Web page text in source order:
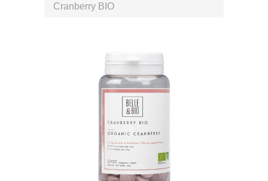
Spécialités
22 B Rue Carnot 85300
Challans 02 51 35 40 55
Cranberry BIO